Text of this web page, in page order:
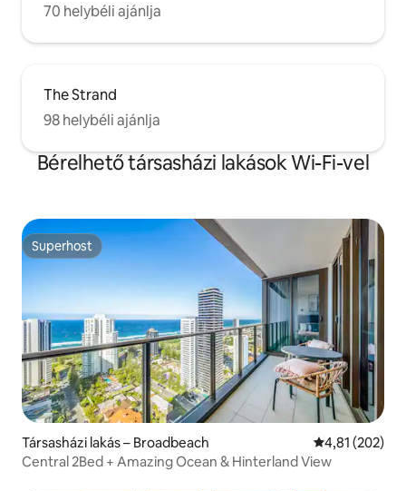
70 helybéli ajánlja
The Strand
98 helybéli ajánlja
Bérelhető társasházi lakások Wi-Fi-vel
Superhost
Superhost
Társasházi lakás – Broadbeach Átlagos
4,81 (202)
Central 2Bed + Amazing Ocean & Hinterland View